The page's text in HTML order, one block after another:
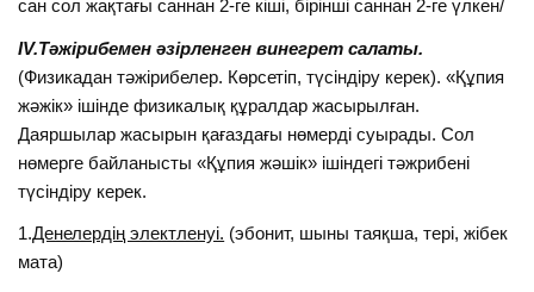
сан сол жақтағы саннан 2-ге кіші, бірінші саннан 2-ге үлкен/
IV.Тәжірибемен әзірленген винегрет салаты.
(Физикадан тәжірибелер. Көрсетіп, түсіндіру керек). «Құпия
жәжік» ішінде физикалық құралдар жасырылған.
Даяршылар жасырын қағаздағы нөмерді суырады. Сол
нөмерге байланысты «Құпия жәшік» ішіндегі тәжрибені
түсіндіру керек.
1.Денелердің электленуі. (эбонит, шыны таяқша, тері, жібек
мата)